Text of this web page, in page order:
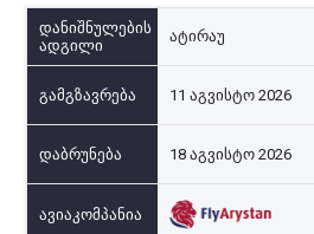
ატირაუ
11 აგვისტო 2026
18 აგვისტო 2026